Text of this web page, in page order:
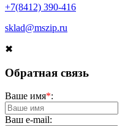
+7(8412) 390-416
sklad@mszip.ru
✖
Обратная связь
Ваше имя*:
Ваш e-mail: